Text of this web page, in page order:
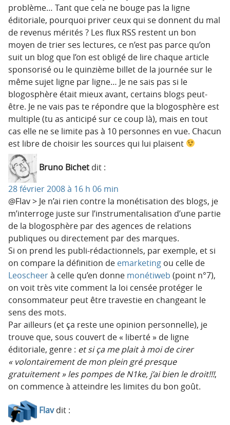
problème… Tant que cela ne bouge pas la ligne
éditoriale, pourquoi priver ceux qui se donnent du mal
de revenus mérités ? Les flux RSS restent un bon
moyen de trier ses lectures, ce n’est pas parce qu’on
suit un blog que l’on est obligé de lire chaque article
sponsorisé ou le quinzième billet de la journée sur le
même sujet ligne par ligne… Je ne sais pas si le
blogosphère était mieux avant, certains blogs peut-
être. Je ne vais pas te répondre que la blogosphère est
multiple (tu as anticipé sur ce coup là), mais en tout
cas elle ne se limite pas à 10 personnes en vue. Chacun
est libre de choisir les sources qui lui plaisent
Bruno Bichet dit :
28 février 2008 à 16 h 06 min
@Flav > Je n’ai rien contre la monétisation des blogs, je
m’interroge juste sur l’instrumentalisation d’une partie
de la blogosphère par des agences de relations
publiques ou directement par des marques.
Si on prend les publi-rédactionnels, par exemple, et si
on compare la définition de emarketing ou celle de
Leoscheerà celle qu’en donne monétiweb (point n°7),
on voit très vite comment la loi censée protéger le
consommateur peut être travestie en changeant le
sens des mots.
Par ailleurs (et ça reste une opinion personnelle), je
trouve que, sous couvert de « liberté » de ligne
éditoriale, genre : et si ça me plait à moi de cirer
« volontairement de mon plein gré presque
gratuitement » les pompes de N1ke, j’ai bien le droit!!!,
on commence à atteindre les limites du bon goût.
Flav dit :